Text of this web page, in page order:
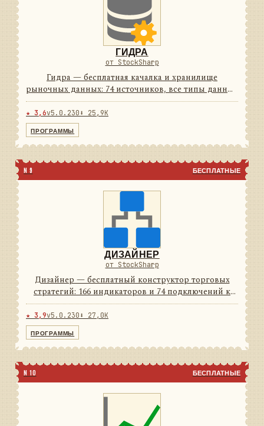
ГИДРА
от StockSharp
Гидра — бесплатная качалка и хранилище
рыночных данных: 74 источников, все типы данных
и своё хранилище с плотным сжатием. Работает по
расписанию и умеет отдавать данные другим
программам как сервер. ...
★ 3,6v5.0.230 ⬇ 25,9K
ПРОГРАММЫ
N 9 БЕСПЛАТНЫЕ
ДИЗАЙНЕР
от StockSharp
Дизайнер — бесплатный конструктор торговых
стратегий: 166 индикаторов и 74 подключений к
площадкам из коробки. Стратегия собирается
мышью из блоков, а если удобнее кодом — рядом
★ 3,9v5.0.230 ⬇ 27,0K
ПРОГРАММЫ
N 10 БЕСПЛАТНЫЕ